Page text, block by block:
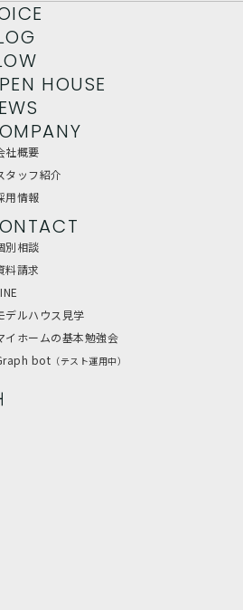
HOUSE
社概要
タッフ紹介
用情報
別相談
料請求
デルハウス見学
イホームの基本勉強会
bot （テスト運用中）